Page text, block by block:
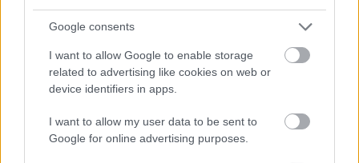
Google consents
I want to allow Google to enable storage
related to advertising like cookies on web or
device identifiers in apps.
I want to allow my user data to be sent to
Google for online advertising purposes.